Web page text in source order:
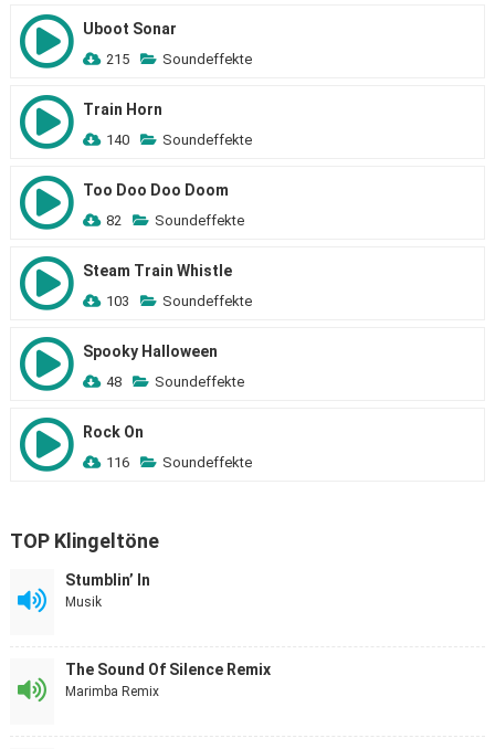
Uboot Sonar
215 Soundeffekte
Train Horn
140 Soundeffekte
Too Doo Doo Doom
82 Soundeffekte
Steam Train Whistle
103 Soundeffekte
Spooky Halloween
48 Soundeffekte
Rock On
116 Soundeffekte
TOP Klingeltöne
Stumblin’ In
Musik
The Sound Of Silence Remix
Marimba Remix